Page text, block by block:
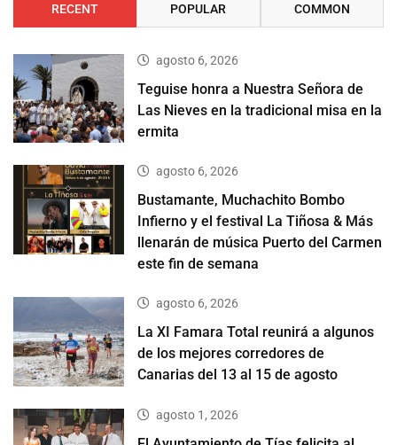
RECENT POPULAR COMMON
agosto 6, 2026
Teguise honra a Nuestra Señora de
Las Nieves en la tradicional misa en la
ermita
agosto 6, 2026
Bustamante, Muchachito Bombo
Infierno y el festival La Tiñosa & Más
llenarán de música Puerto del Carmen
este fin de semana
agosto 6, 2026
La XI Famara Total reunirá a algunos
de los mejores corredores de
Canarias del 13 al 15 de agosto
agosto 1, 2026